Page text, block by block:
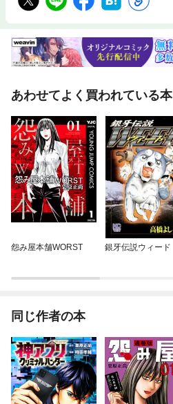
あわせてよく買われている本
怨み屋本舗WORST 銀牙伝説ウィード
同じ作者の本